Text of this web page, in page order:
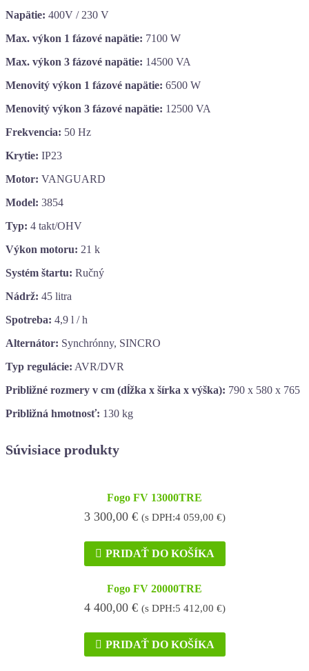
Napätie: 400V / 230 V
Max. výkon 1 fázové napätie: 7100 W
Max. výkon 3 fázové napätie: 14500 VA
Menovitý výkon 1 fázové napätie: 6500 W
Menovitý výkon 3 fázové napätie: 12500 VA
Frekvencia: 50 Hz
Krytie: IP23
Motor: VANGUARD
Model: 3854
Typ: 4 takt/OHV
Výkon motoru: 21 k
Systém štartu: Ručný
Nádrž: 45 litra
Spotreba: 4,9 l / h
Alternátor: Synchrónny, SINCRO
Typ regulácie: AVR/DVR
Približné rozmery v cm (dĺžka x šírka x výška): 790 x 580 x 765
Približná hmotnosť: 130 kg
Súvisiace produkty
Fogo FV 13000TRE
3 300,00 € (s DPH:4 059,00 €)
PRIDAŤ DO KOŠÍKA
Fogo FV 20000TRE
4 400,00 € (s DPH:5 412,00 €)
PRIDAŤ DO KOŠÍKA